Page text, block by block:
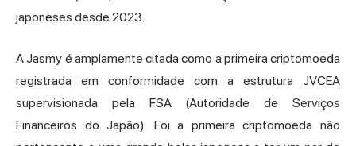
japoneses desde 2023.
A Jasmy é amplamente citada como a primeira criptomoeda
registrada em conformidade com a estrutura JVCEA
supervisionada pela FSA (Autoridade de Serviços
Financeiros do Japão). Foi a primeira criptomoeda não